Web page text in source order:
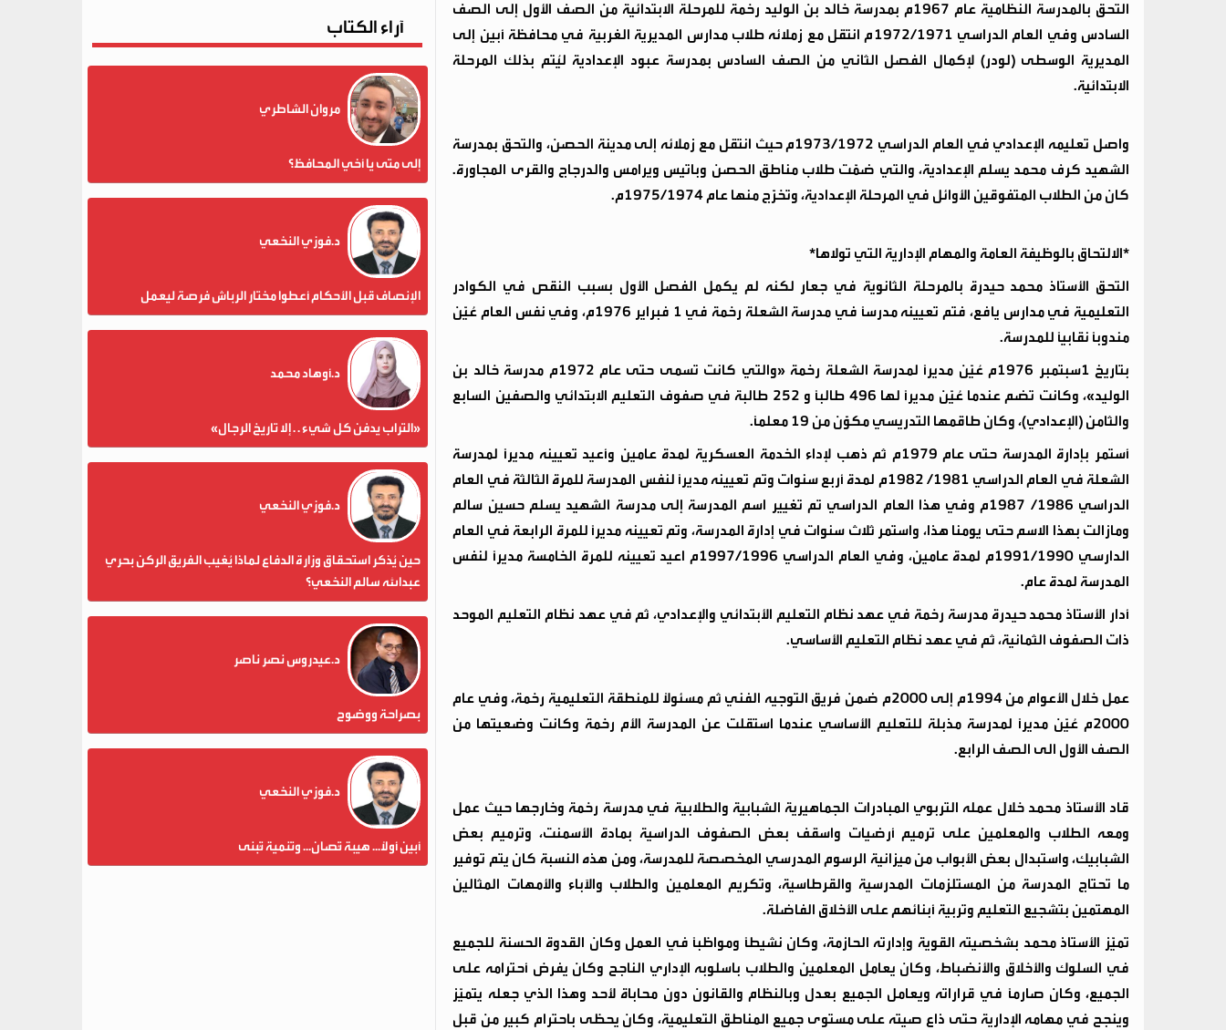
التحق بالمدرسة النظامية عام 1967م بمدرسة خالد بن الوليد رخمة للمرحلة الابتدائية من الصف الأول إلى الصف
السادس وفي العام الدراسي 1972/1971م انتقل مع زملائه طلاب مدارس المديرية الغربية في محافظة أبين إلى
المديرية الوسطى (لودر) لإكمال الفصل الثاني من الصف السادس بمدرسة عبود الإعدادية ليُتم بذلك المرحلة
الابتدائية.
واصل تعليمه الإعدادي في العام الدراسي 1973/1972م حيث انتقل مع زملائه إلى مدينة الحصن، والتحق بمدرسة
الشهيد كرف محمد يسلم الإعدادية، والتي ضمَّت طلاب مناطق الحصن وباتيس ويرامس والدرجاج والقرى المجاورة.
كان من الطلاب المتفوقين الأوائل في المرحلة الإعدادية، وتخرَّج منها عام 1975/1974م.
*الالتحاق بالوظيفة العامة والمهام الإدارية التي تولاها*
التحق الأستاذ محمد حيدرة بالمرحلة الثانوية في جعار لكنه لم يكمل الفصل الأول بسبب النقص في الكوادر
التعليمية في مدارس يافع، فتم تعيينه مدرساً في مدرسة الشعلة رخمة في 1 فبراير 1976م، وفي نفس العام عُيّن
مندوباً نقابياً للمدرسة.
بتاريخ 1سبتمبر 1976م عُيِّن مديراً لمدرسة الشعلة رخمة «والتي كانت تسمى حتى عام 1972م مدرسة خالد بن
الوليد»، وكانت تضم عندما عُيّن مديراً لها 496 طالباً و 252 طالبة في صفوف التعليم الابتدائي والصفين السابع
والثامن (الإعدادي)، وكان طاقمها التدريسي مكوَّن من 19 معلماً.
أستمر بإدارة المدرسة حتى عام 1979م ثم ذهب لإداء الخدمة العسكرية لمدة عامين وأعيد تعيينه مديراً لمدرسة
الشعلة في العام الدراسي 1981/ 1982م لمدة أربع سنوات وتم تعيينه مديراً لنفس المدرسة للمرة الثالثة في العام
الدراسي 1986/ 1987م وفي هذا العام الدراسي تم تغيير اسم المدرسة إلى مدرسة الشهيد يسلم حسين سالم
ومازالت بهذا الاسم حتى يومنا هذا، واستمر ثلاث سنوات في إدارة المدرسة، وتم تعيينه مديراً للمرة الرابعة في العام
الدارسي 1991/1990م لمدة عامين، وفي العام الدراسي 1997/1996م اعيد تعيينه للمرة الخامسة مديراً لنفس
المدرسة لمدة عام.
أدار الأستاذ محمد حيدرة مدرسة رخمة في عهد نظام التعليم الأبتدائي والإعدادي، ثم في عهد نظام التعليم الموحد
ذات الصفوف الثمانية، ثم في عهد نظام التعليم الأساسي.
عمل خلال الأعوام من 1994م إلى 2000م ضمن فريق التوجيه الفني ثم مسئولاً للمنطقة التعليمية رخمة، وفي عام
2000م عُيّن مديراً لمدرسة مذبلة للتعليم الأساسي عندما استقلت عن المدرسة الأم رخمة وكانت وضعيتها من
الصف الأول الى الصف الرابع.
قاد الأستاذ محمد خلال عمله التربوي المبادرات الجماهيرية الشبابية والطلابية في مدرسة رخمة وخارجها حيث عمل
ومعه الطلاب والمعلمين على ترميم أرضيات واسقف بعض الصفوف الدراسية بمادة الأسمنت، وترميم بعض
الشبابيك، واستبدال بعض الأبواب من ميزانية الرسوم المدرسي المخصصة للمدرسة، ومن هذه النسبة كان يتم توفير
ما تحتاج المدرسة من المستلزمات المدرسية والقرطاسية، وتكريم المعلمين والطلاب والآباء والأمهات المثالين
المهتمين بتشجيع التعليم وتربية أبنائهم على الأخلاق الفاضلة.
تميَّز الأستاذ محمد بشخصيته القوية وإدارته الحازمة، وكان نشيطاً ومواظباً في العمل وكان القدوة الحسنة للجميع
في السلوك والأخلاق والأنضباط، وكان يعامل المعلمين والطلاب باسلوبه الإداري الناجح وكان يفرض أحترامه على
الجميع، وكان صارماً في قراراته ويعامل الجميع بعدل وبالنظام والقانون دون محاباة لأحد وهذا الذي جعله يتميّز
وينجح في مهامه الإدارية حتى ذاع صيته على مستوى جميع المناطق التعليمية، وكان يحظى باحترام كبير من قبل
آراء الكتاب
مروان الشاطري
إلى متى يا أخي المحافظ؟
د.فوزي النخعي
الإنصاف قبل الأحكام أعطوا مختار الرباش فرصة ليعمل
د.أوهاد محمد
«التراب يدفن كل شيء . . إلا تاريخ الرجال»
د.فوزي النخعي
حين يُذكر استحقاق وزارة الدفاع لماذا يُغيب الفريق الركن بحري
عبدالله سالم النخعي؟
د.عيدروس نصر ناصر
بصراحة ووضوح
د.فوزي النخعي
أبين أولاً... هيبة تُصان... وتنمية تُبنى